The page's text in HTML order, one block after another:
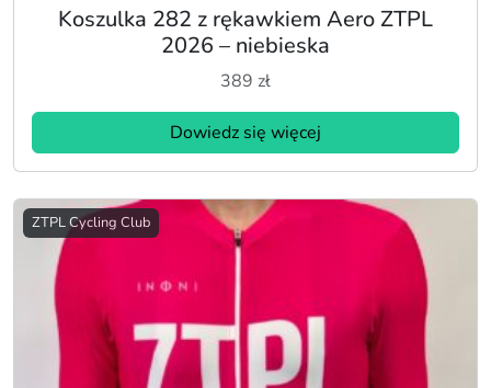
Koszulka 282 z rękawkiem Aero ZTPL
2026 – niebieska
389 zł
Dowiedz się więcej
ZTPL Cycling Club